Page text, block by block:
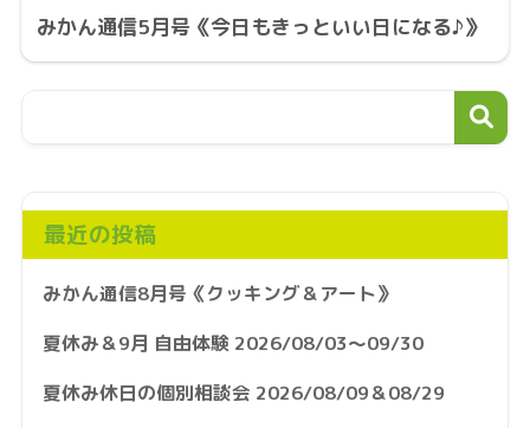
みかん通信5月号《今日もきっといい日になる♪》
最近の投稿
みかん通信8月号《クッキング＆アート》
夏休み＆9月 自由体験 2026/08/03～09/30
夏休み休日の個別相談会 2026/08/09＆08/29